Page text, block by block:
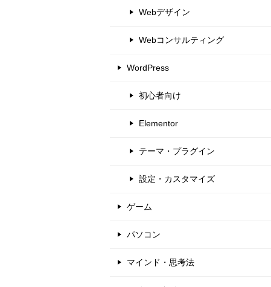
Webデザイン
Webコンサルティング
WordPress
初心者向け
Elementor
テーマ・プラグイン
設定・カスタマイズ
ゲーム
パソコン
マインド・思考法